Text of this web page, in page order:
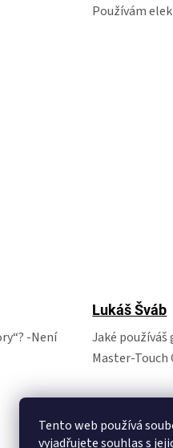
Tento web používá
vyjadřujete souhlas s
Používám
-Není
Lukáš Šváb
Jaké
Master-Touch